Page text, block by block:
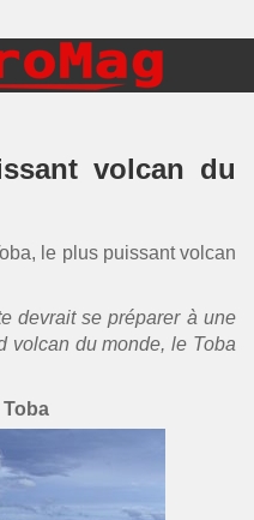
volcan du
le plus puissant volcan
devrait se préparer à une
volcan du monde, le Toba